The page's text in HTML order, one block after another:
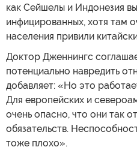
как Сейшелы и Индонезия
инфицированных, хотя там
населения привили
Доктор Дженнингс
потенциально навредить
добавляет: «Но это
Для европейских и
очень опасно, что они так
обязательств.
тоже плохо».